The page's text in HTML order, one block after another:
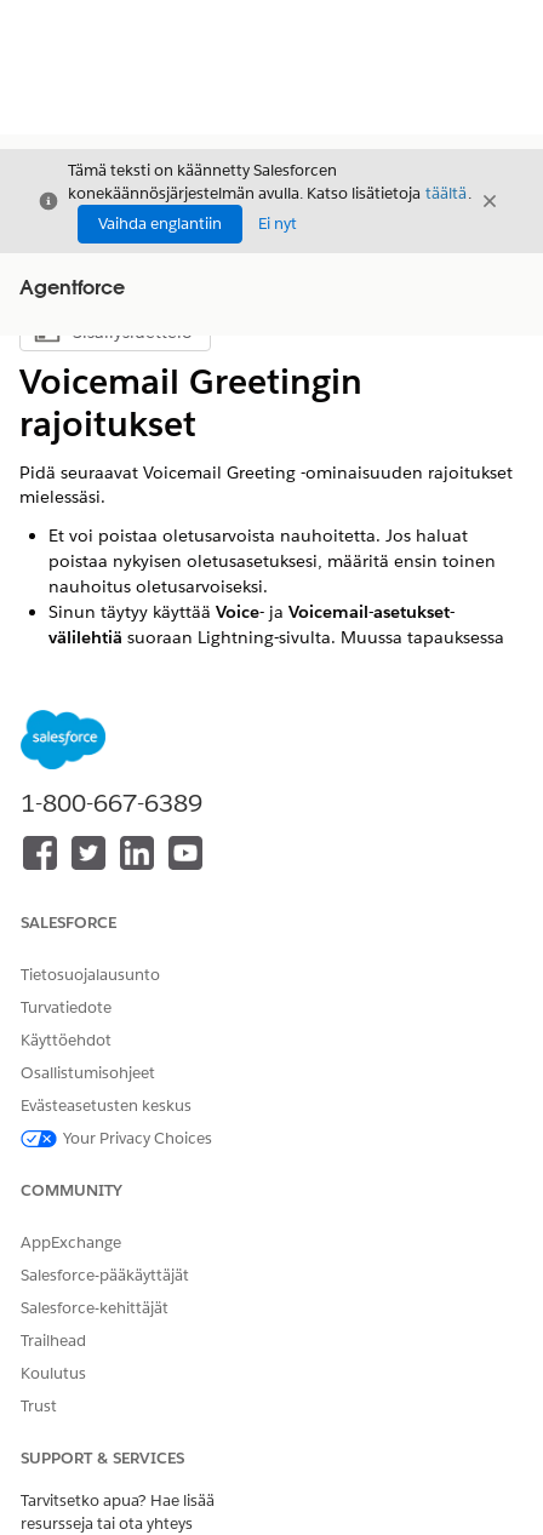
Sulje
Tämä teksti on käännetty Salesforcen
konekäännösjärjestelmän avulla. Katso lisätietoja täältä.
Vaihda englantiin
Ei nyt
Sulje
Agentforce
Näytä sisällysluettelo
Sisällysluettelo
Voicemail Greetingin
rajoitukset
Pidä seuraavat Voicemail Greeting -ominaisuuden rajoitukset
mielessäsi.
Et voi poistaa oletusarvoista nauhoitetta. Jos haluat
poistaa nykyisen oletusasetuksesi, määritä ensin toinen
nauhoitus oletusarvoiseksi.
Sinun täytyy käyttää Voice- ja Voicemail-asetukset-
välilehtiä suoraan Lightning-sivulta. Muussa tapauksessa
Jos haluat ladata äänitiedoston palvelimelle, sen täytyy
olla .wav-muodossa, tallennettuna 8 kHz
näytteenopeudella ja monokanavalla. Näin vältyt
soittamisongelmilta, kuten vääristyneeltä tai
robottiääneltä.
RATKAISIKO TÄMÄ ARTIKKELI ONGELMASI?
1-800-667-6389
SALESFORCE
Tietosuojalausunto
Turvatiedote
Käyttöehdot
Osallistumisohjeet
Evästeasetusten keskus
Your Privacy Choices
COMMUNITY
AppExchange
Salesforce-pääkäyttäjät
Salesforce-kehittäjät
Trailhead
Koulutus
Trust
SUPPORT & SERVICES
Tarvitsetko apua? Hae lisää
resursseja tai ota yhteys